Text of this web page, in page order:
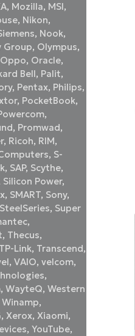
, Mozilla, MSI,
, Nikon,
, Nook,
Group, Olympus,
Oppo, Oracle,
Bell, Palit,
, Pentax, Philips,
, PocketBook,
,
, Promwad,
, Ricoh, RIM,
, S-
, SAP, Scythe,
Silicon Power,
, SMART, Sony,
SteelSeries, Super
,
, Thecus,
TP-Link, Transcend,
,VAIO,velcom,
,
,WayteQ,Western
Winamp,
,Xerox,Xiaomi,
,YouTube,